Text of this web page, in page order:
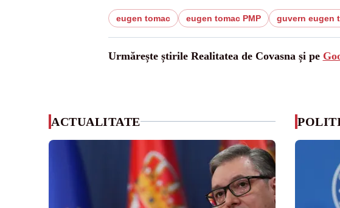
eugen tomac eugen tomac PMP guvern eugen
Urmărește știrile Realitatea de Covasna și pe
ACTUALITATE